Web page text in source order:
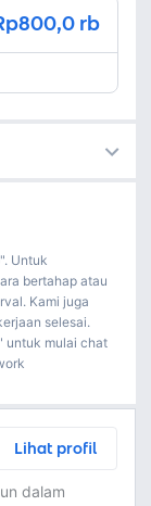
rb
Untuk
bertahap atau
Kami juga
selesai.
untuk mulai chat
Lihat profil
dalam